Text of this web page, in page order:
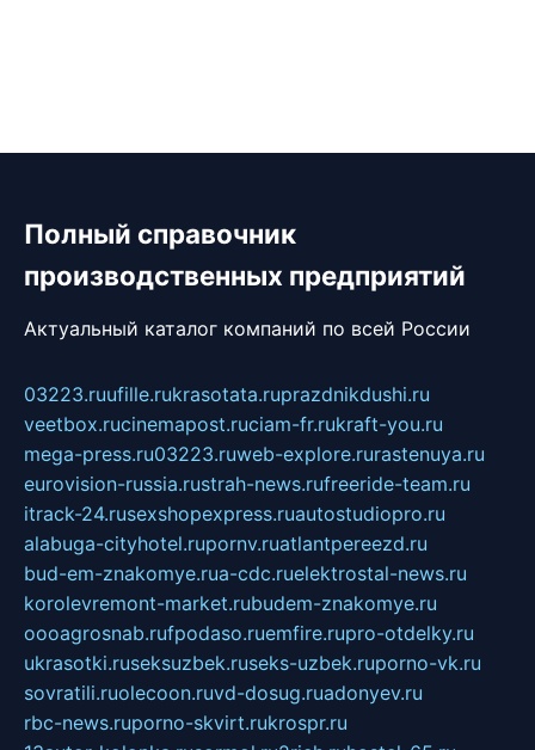
Полный справочник
производственных предприятий
Актуальный каталог компаний по всей России
03223.ruufille.rukrasotata.ruprazdnikdushi.ru
veetbox.rucinemapost.ruciam-fr.rukraft-you.ru
mega-press.ru03223.ruweb-explore.rurastenuya.ru
eurovision-russia.rustrah-news.rufreeride-team.ru
itrack-24.rusexshopexpress.ruautostudiopro.ru
alabuga-cityhotel.rupornv.ruatlantpereezd.ru
bud-em-znakomye.rua-cdc.ruelektrostal-news.ru
korolevremont-market.rubudem-znakomye.ru
oooagrosnab.rufpodaso.ruemfire.rupro-otdelky.ru
ukrasotki.ruseksuzbek.ruseks-uzbek.ruporno-vk.ru
sovratili.ruolecoon.ruvd-dosug.ruadonyev.ru
rbc-news.ruporno-skvirt.rukrospr.ru